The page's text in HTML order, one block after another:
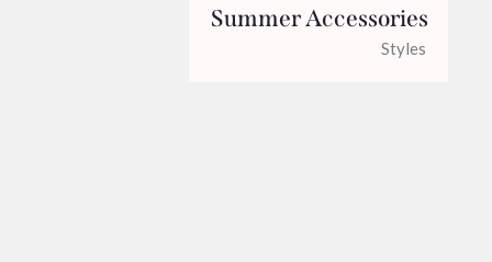
Summer Accessories
Styles